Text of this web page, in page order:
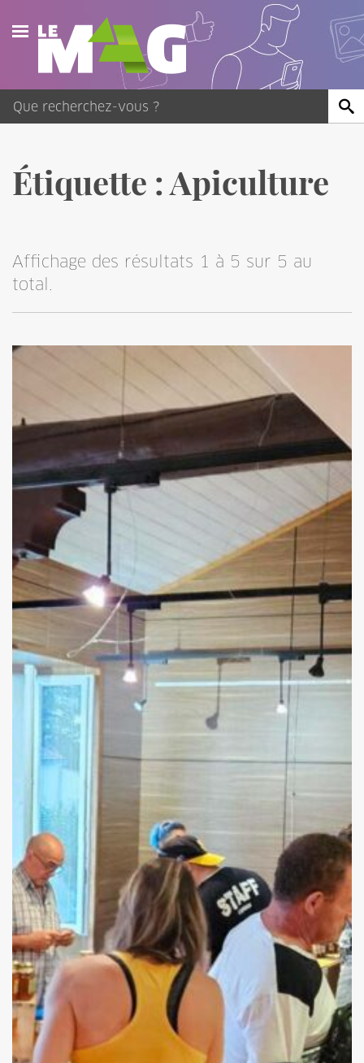
Actualités
Agenda
Vidéos
Étiquette :Apiculture
Affichage des résultats 1 à 5 sur 5 au
total.